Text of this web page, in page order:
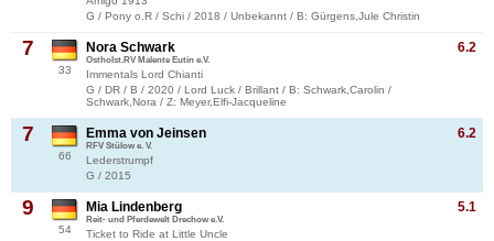
G / Pony o.R / Schi / 2018 / Unbekannt / B: Gürgens,Jule Christin
7
33
6.2
Nora Schwark
Ostholst.RV Malente Eutin e.V.
Immentals Lord Chianti
G / DR / B / 2020 / Lord Luck / Brillant / B: Schwark,Carolin /
Schwark,Nora / Z: Meyer,Elfi-Jacqueline
7
66
6.2
Emma von Jeinsen
RFV Stülow e. V.
Lederstrumpf
G / 2015
9
54
5.1
Mia Lindenberg
Reit- und Pferdewelt Drechow e.V.
Ticket to Ride at Little Uncle